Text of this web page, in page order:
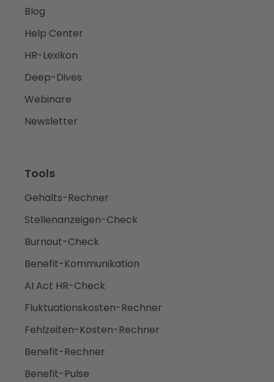
Blog
Help Center
HR-Lexikon
Deep-Dives
Webinare
Newsletter
Tools
Gehalts-Rechner
Stellenanzeigen-Check
Burnout-Check
Benefit-Kommunikation
AI Act HR-Check
Fluktuationskosten-Rechner
Fehlzeiten-Kosten-Rechner
Benefit-Rechner
Benefit-Pulse